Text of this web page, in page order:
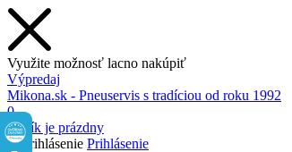
Využite možnosť lacno nakúpiť
Výpredaj
Mikona.sk - Pneuservis s tradíciou od roku 1992
0
Košík je prázdny
Prihlásenie